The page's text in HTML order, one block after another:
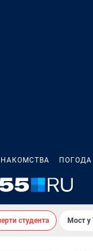
ПОГОДА
студента Мост у